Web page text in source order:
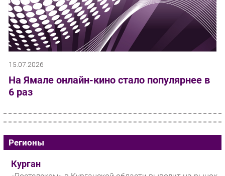
15.07.2026
На Ямале онлайн-кино стало популярнее в
6 раз
Регионы
Курган